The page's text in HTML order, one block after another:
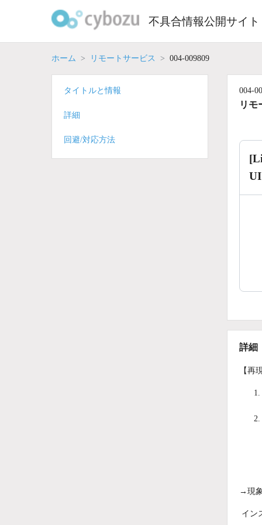
不具合情報公開サイト
ホーム リモートサービス 004-009809
004-
リモ
詳細
【再
→現
イン
タイトルと情報
詳細
回避/対応方法